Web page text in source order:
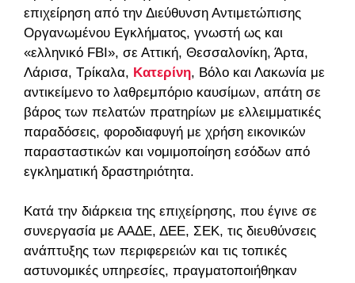
επιχείρηση από την Διεύθυνση Αντιμετώπισης
Οργανωμένου Εγκλήματος, γνωστή ως και
«ελληνικό FBI», σε Αττική, Θεσσαλονίκη, Άρτα,
Λάρισα, Τρίκαλα, Κατερίνη, Βόλο και Λακωνία με
αντικείμενο το λαθρεμπόριο καυσίμων, απάτη σε
βάρος των πελατών πρατηρίων με ελλειμματικές
παραδόσεις, φοροδιαφυγή με χρήση εικονικών
παρασταστικών και νομιμοποίηση εσόδων από
εγκληματική δραστηριότητα.
Κατά την διάρκεια της επιχείρησης, που έγινε σε
συνεργασία με ΑΑΔΕ, ΔΕΕ, ΣΕΚ, τις διευθύνσεις
ανάπτυξης των περιφερειών και τις τοπικές
αστυνομικές υπηρεσίες, πραγματοποιήθηκαν